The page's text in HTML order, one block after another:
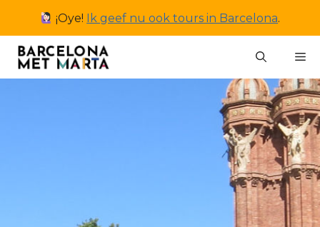
inhoud
¡Oye! Ik geef nu ook tours in Barcelona.